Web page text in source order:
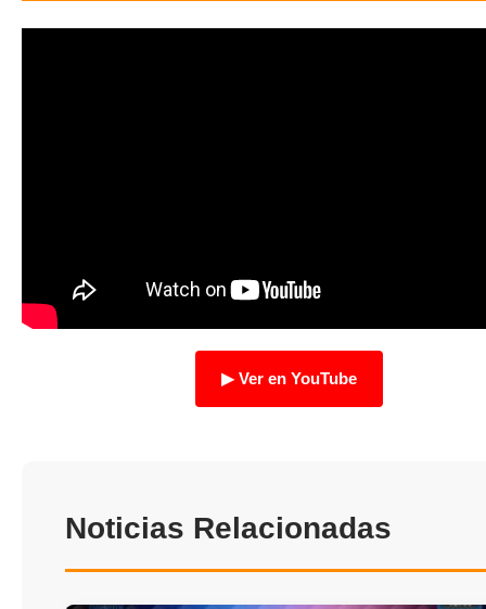
TRANSPARENCIA
▶ Ver en YouTube
Noticias Relacionadas